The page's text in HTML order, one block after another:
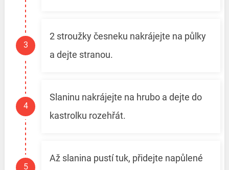
2 stroužky česneku nakrájejte na půlky
a dejte stranou.
Slaninu nakrájejte na hrubo a dejte do
kastrolku rozehřát.
Až slanina pustí tuk, přidejte napůlené